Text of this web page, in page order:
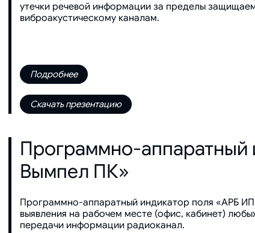
утечки речевой информации за пределы
виброакустическому каналам.
Подробнее
Скачать презентацию
Программно-аппаратный
Вымпел ПК»
Программно-аппаратный индикатор поля «АРБ
выявления на рабочем месте (офис, кабинет)
передачи информации радиоканал.